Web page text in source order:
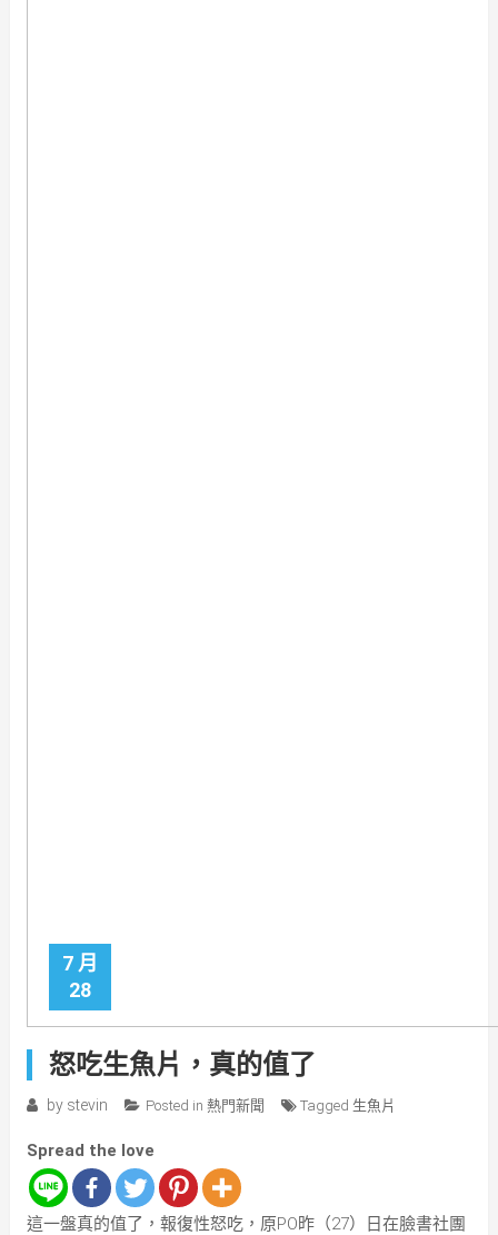
7 月
28
怒吃生魚片，真的值了
by stevin Posted in 熱門新聞 Tagged 生魚片
Spread the love
這一盤真的值了，報復性怒吃，原PO昨（27）日在臉書社團